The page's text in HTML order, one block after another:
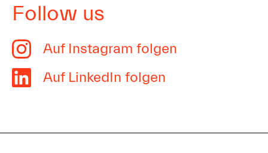
Follow us
Auf Instagram folgen
Auf LinkedIn folgen